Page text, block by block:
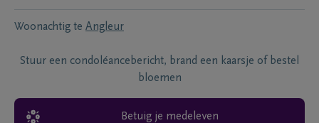
Woonachtig te Angleur
Stuur een condoléancebericht, brand een kaarsje of bestel
bloemen
Betuig je medeleven